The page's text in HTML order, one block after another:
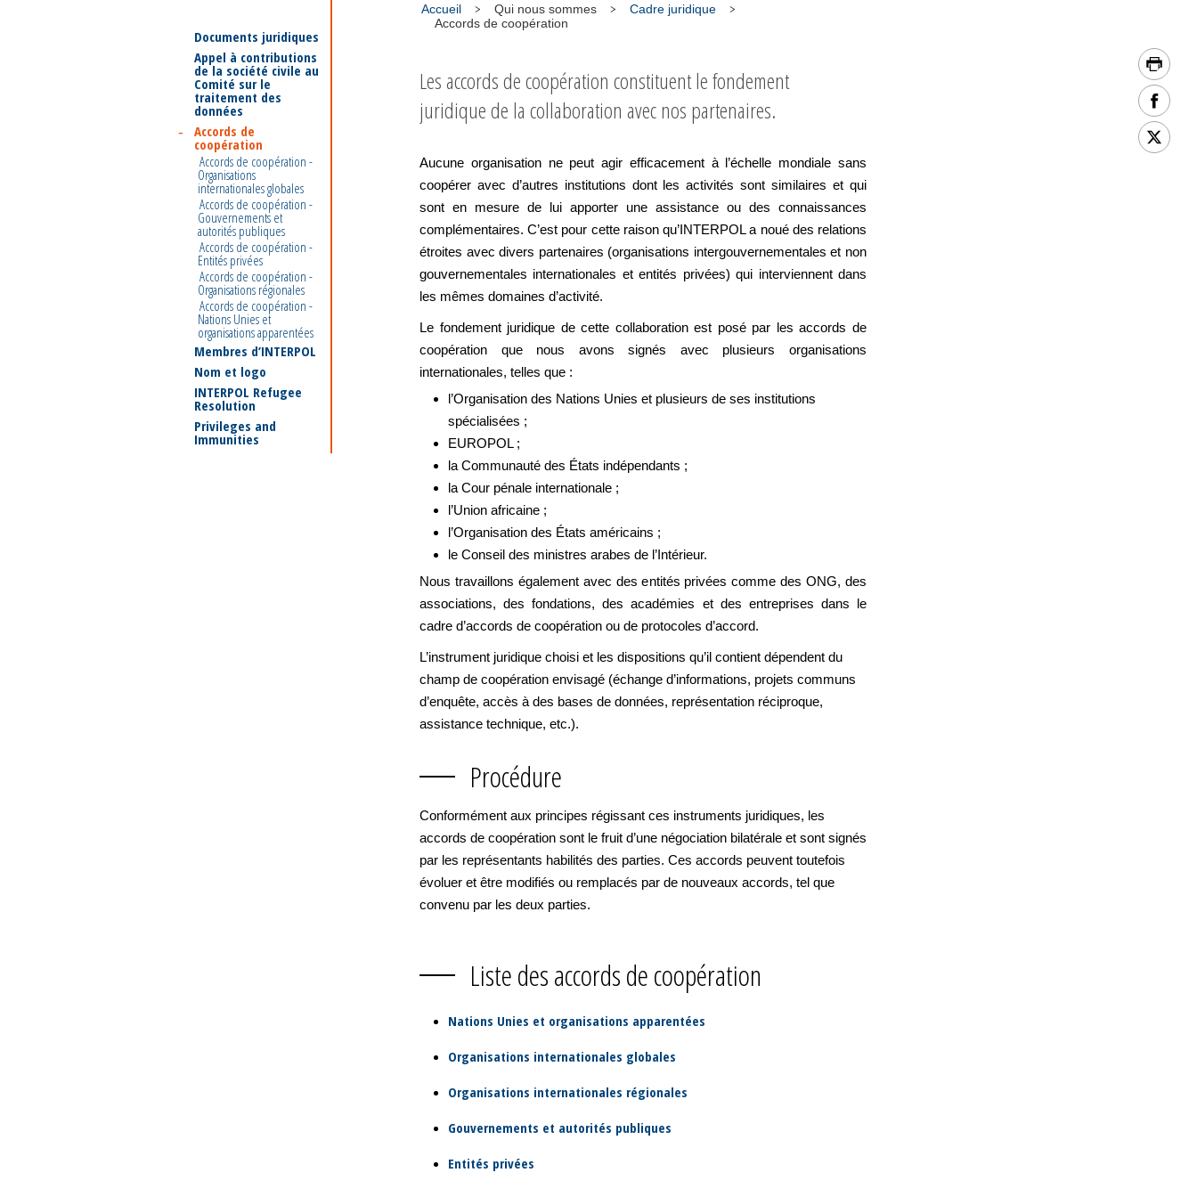
Accueil Qui nous sommes
Cadre juridique
Accords de coopération
Documents juridiques
Appel à contributions
de la société civile au
Comité sur le
traitement des
données
Accords de
coopération
Accords de coopération -
Organisations
internationales globales
Accords de coopération -
Gouvernements et
autorités publiques
Accords de coopération -
Entités privées
Accords de coopération -
Organisations régionales
Accords de coopération -
Nations Unies et
organisations apparentées
Membres d’INTERPOL
Nom et logo
INTERPOL Refugee
Resolution
Privileges and
Immunities
Les accords de coopération constituent le fondement
juridique de la collaboration avec nos partenaires.
Aucune organisation ne peut agir efficacement à l’échelle mondiale sans
coopérer avec d’autres institutions dont les activités sont similaires et qui
sont en mesure de lui apporter une assistance ou des connaissances
complémentaires. C’est pour cette raison qu’INTERPOL a noué des relations
étroites avec divers partenaires (organisations intergouvernementales et non
gouvernementales internationales et entités privées) qui interviennent dans
les mêmes domaines d’activité.
Le fondement juridique de cette collaboration est posé par les accords de
coopération que nous avons signés avec plusieurs organisations
internationales, telles que :
l’Organisation des Nations Unies et plusieurs de ses institutions
spécialisées ;
EUROPOL ;
la Communauté des États indépendants ;
la Cour pénale internationale ;
l’Union africaine ;
l’Organisation des États américains ;
le Conseil des ministres arabes de l’Intérieur.
Nous travaillons également avec des entités privées comme des ONG, des
associations, des fondations, des académies et des entreprises dans le
cadre d’accords de coopération ou de protocoles d’accord.
L’instrument juridique choisi et les dispositions qu’il contient dépendent du
champ de coopération envisagé (échange d’informations, projets communs
d’enquête, accès à des bases de données, représentation réciproque,
assistance technique, etc.).
Procédure
Conformément aux principes régissant ces instruments juridiques, les
accords de coopération sont le fruit d’une négociation bilatérale et sont signés
par les représentants habilités des parties. Ces accords peuvent toutefois
évoluer et être modifiés ou remplacés par de nouveaux accords, tel que
convenu par les deux parties.
Liste des accords de coopération
Nations Unies et organisations apparentées
Organisations internationales globales
Organisations internationales régionales
Gouvernements et autorités publiques
Entités privées